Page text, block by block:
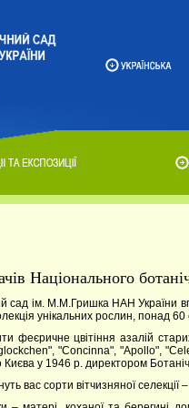
Національного
сад ім. М.М.Гришка НАН України
унікальних рослин, понад 60
феєричне цвітіння азалій
"Concinna", "Apollo",
Києва у 1946 р. директором
вас сорти вітчизняної